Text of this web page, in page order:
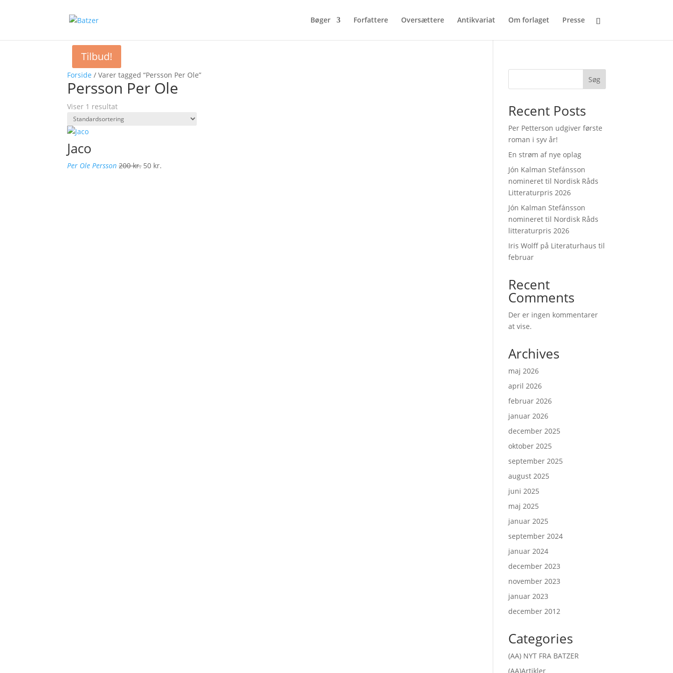
Bøger Forfattere Oversættere Antikvariat Om forlaget Presse
Forside / Varer tagged “Persson Per Ole”
Persson Per Ole
Viser 1 resultat
Tilbud!
Jaco
Per Ole Persson 200kr. Den
50 kr.
Søg
Recent Posts
Per Petterson udgiver første
roman i syv år!
En strøm af nye oplag
Jón Kalman Stefánsson
nomineret til Nordisk Råds
Litteraturpris 2026
Jón Kalman Stefánsson
nomineret til Nordisk Råds
litteraturpris 2026
Iris Wolff på Literaturhaus til
februar
Recent
Comments
Der er ingen kommentarer
at vise.
Archives
maj 2026
april 2026
februar 2026
januar 2026
december 2025
oktober 2025
september 2025
august 2025
juni 2025
maj 2025
januar 2025
september 2024
januar 2024
december 2023
november 2023
januar 2023
december 2012
Categories
(AA) NYT FRA BATZER
(AA)Artikler